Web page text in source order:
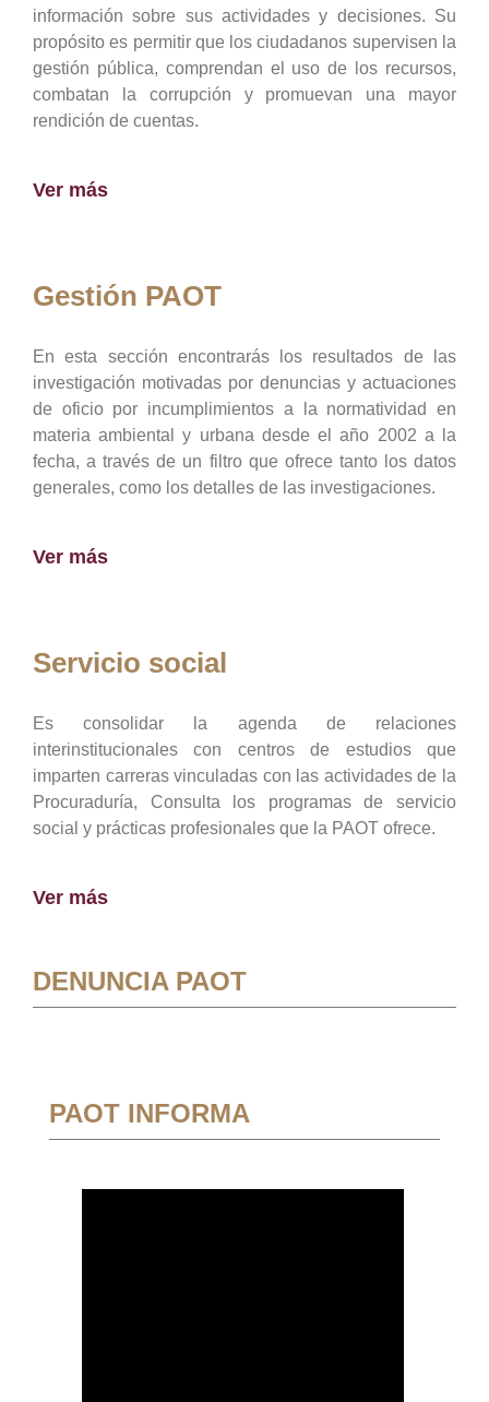
información sobre sus actividades y decisiones. Su
propósito es permitir que los ciudadanos supervisen la
gestión pública, comprendan el uso de los recursos,
combatan la corrupción y promuevan una mayor
rendición de cuentas.
Ver más
Gestión PAOT
En esta sección encontrarás los resultados de las
investigación motivadas por denuncias y actuaciones
de oficio por incumplimientos a la normatividad en
materia ambiental y urbana desde el año 2002 a la
fecha, a través de un filtro que ofrece tanto los datos
generales, como los detalles de las investigaciones.
Ver más
Servicio social
Es consolidar la agenda de relaciones
interinstitucionales con centros de estudios que
imparten carreras vinculadas con las actividades de la
Procuraduría, Consulta los programas de servicio
social y prácticas profesionales que la PAOT ofrece.
Ver más
DENUNCIA PAOT
PAOT INFORMA